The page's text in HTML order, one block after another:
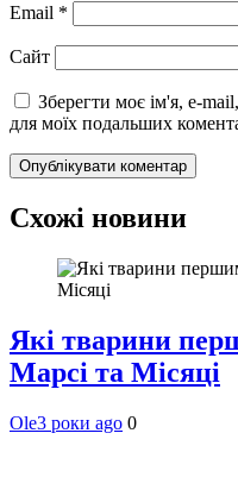
Email *
Сайт
Зберегти моє ім'я, e-
для моїх подальших
Схожі новини
Які тварини
Марсі та Місяці
Ole3 роки ago 0